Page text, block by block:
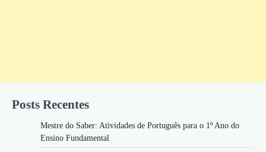
Posts Recentes
Mestre do Saber: Atividades de Português para o 1º Ano do
Ensino Fundamental